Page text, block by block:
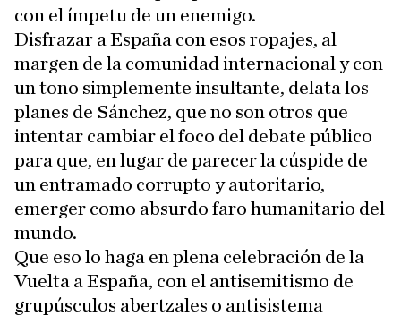
con el ímpetu de un enemigo.
Disfrazar a España con esos ropajes, al
margen de la comunidad internacional y con
un tono simplemente insultante, delata los
planes de Sánchez, que no son otros que
intentar cambiar el foco del debate público
para que, en lugar de parecer la cúspide de
un entramado corrupto y autoritario,
emerger como absurdo faro humanitario del
mundo.
Que eso lo haga en plena celebración de la
Vuelta a España, con el antisemitismo de
grupúsculos abertzales o antisistema